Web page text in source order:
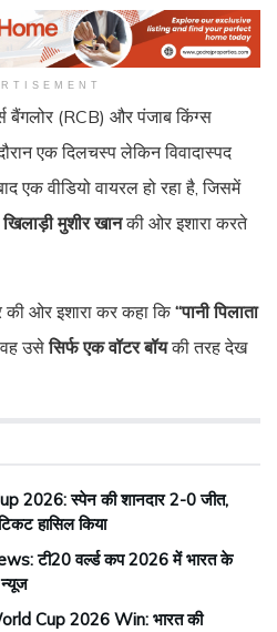
(RCB) और पंजाब किंग्स
एक दिलचस्प लेकिन विवादास्पद
वीडियो वायरल हो रहा है, जिसमें
मुशीर खानकी ओर इशारा करते
की ओर इशारा कर कहा कि“पानी पिलाता
वह उसेसिर्फ एक वॉटर बॉयकी तरह देख
2026: स्पेन की शानदार 2-0 जीत,
हासिल किया
टी20 वर्ल्ड कप 2026 में भारत के
Cup 2026 Win: भारत की